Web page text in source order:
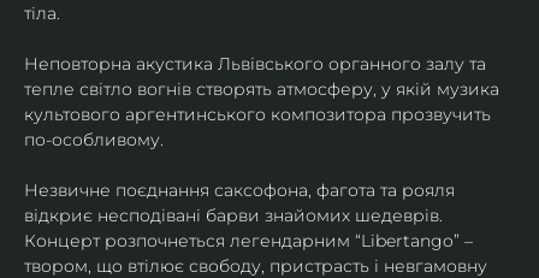
тіла.
Неповторна акустика Львівського органного залу та
тепле світло вогнів створять атмосферу, у якій музика
культового аргентинського композитора прозвучить
по-особливому.
Незвичне поєднання саксофона, фагота та рояля
відкриє несподівані барви знайомих шедеврів.
Концерт розпочнеться легендарним “Libertango” –
твором, що втілює свободу, пристрасть і невгамовну